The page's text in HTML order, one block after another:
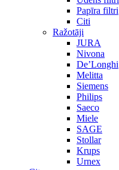
Papīra filtri
Citi
Ražotāji
JURA
Nivona
De’Longhi
Melitta
Siemens
Philips
Saeco
Miele
SAGE
Stollar
Krups
Urnex